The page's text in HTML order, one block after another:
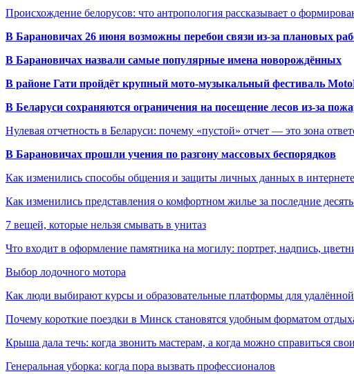
Происхождение белорусов: что антропология рассказывает о
В Барановичах 26 июня возможны перебои связи из-за плановых
В Барановичах назвали самые популярные имена новорождённых
В районе Гати пройдёт крупный мото-музыкальный фестиваль
В Беларуси сохраняются ограничения на посещение лесов из-за
Нулевая отчетность в Беларуси: почему «пустой» отчет — это зона
В Барановичах прошли учения по разгону массовых беспорядков
Как изменились способы общения и защиты личных данных в интернете
Как изменились представления о комфортном жилье за последние
7 вещей, которые нельзя смывать в унитаз
Что входит в оформление памятника на могилу: портрет, надпись,
Выбор лодочного мотора
Как люди выбирают курсы и образовательные платформы для
Почему короткие поездки в Минск становятся удобным форматом
Крыша дала течь: когда звонить мастерам, а когда можно справиться
Генеральная уборка: когда пора вызвать профессионалов